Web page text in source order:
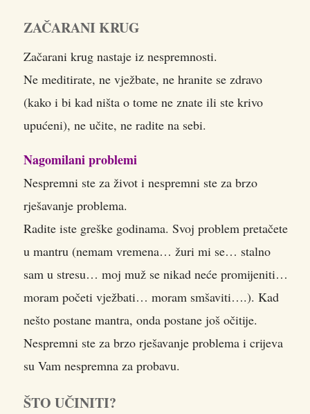
ZAČARANI KRUG
Začarani krug nastaje iz nespremnosti.
Ne meditirate, ne vježbate, ne hranite se zdravo
(kako i bi kad ništa o tome ne znate ili ste krivo
upućeni), ne učite, ne radite na sebi.
Nagomilani problemi
Nespremni ste za život i nespremni ste za brzo
rješavanje problema.
Radite iste greške godinama. Svoj problem pretačete
u mantru (nemam vremena… žuri mi se… stalno
sam u stresu… moj muž se nikad neće promijeniti…
moram početi vježbati… moram smšaviti….). Kad
nešto postane mantra, onda postane još očitije.
Nespremni ste za brzo rješavanje problema i crijeva
su Vam nespremna za probavu.
ŠTO UČINITI?